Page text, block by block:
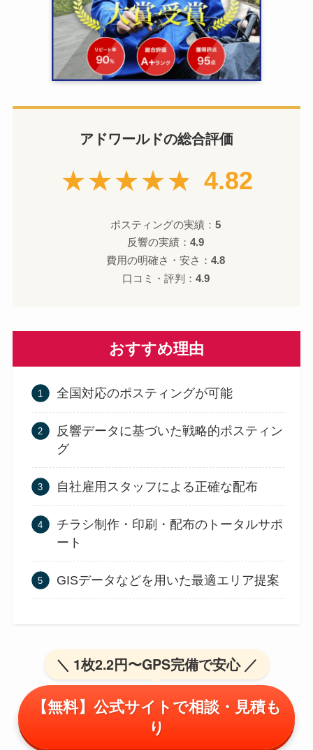
アドワールドの総合評価
★★★★★ 4.82
ポスティングの実績：5
反響の実績：4.9
費用の明確さ・安さ：4.8
口コミ・評判： 4.9
おすすめ理由
全国対応のポスティングが可能
反響データに基づいた戦略的ポスティン
グ
自社雇用スタッフによる正確な配布
チラシ制作・印刷・配布のトータルサポ
ート
GISデータなどを用いた最適エリア提案
＼ 1枚2.2円〜GPS完備で安心 ／
【無料】公式サイトで相談・見積も
り